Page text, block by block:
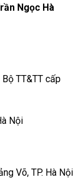
Ngọc Hà
TT&TT cấp
Nội
Võ, TP. Hà Nội